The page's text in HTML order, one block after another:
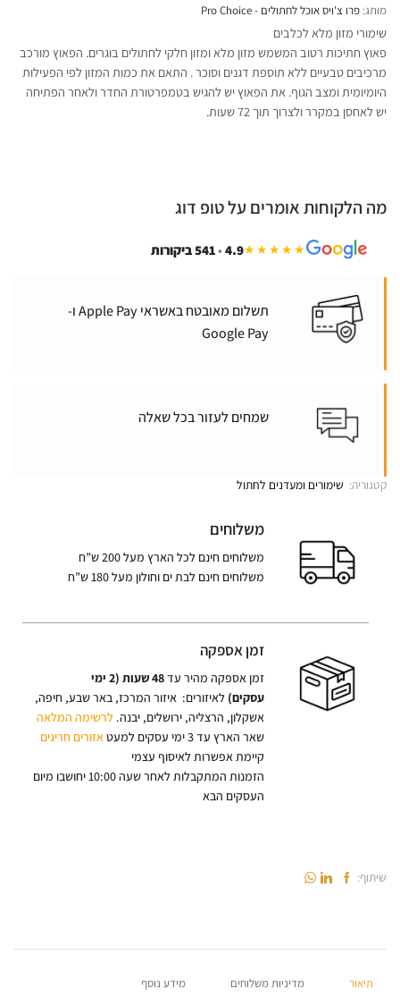
מותג: פרו צ'ויס אוכל לחתולים - Pro Choice
שימורי מזון מלא לכלבים
פאוץ חתיכות רטוב המשמש מזון מלא ומזון חלקי לחתולים בוגרים. הפאוץ מורכב
מרכיבים טבעיים ללא תוספת דגנים וסוכר . התאם את כמות המזון לפי הפעילות
היומיומית ומצב הגוף. את הפאוץ יש להגיש בטמפרטורת החדר ולאחר הפתיחה
יש לאחסן במקרר ולצרוך תוך 72 שעות.
מה הלקוחות אומרים על טופ דוג
★★★★★
4.9
•541 ביקורות
תשלום מאובטח באשראי Apple Pay ו-
Google Pay
שמחים לעזור בכל שאלה
קטגוריה: שימורים ומעדנים לחתול
משלוחים
משלוחים חינם לכל הארץ מעל 200 ש”ח
משלוחים חינם לבת ים וחולון מעל 180 ש”ח
זמן אספקה
זמן אספקה מהיר עד
48 שעות (2 ימי
עסקים)לאיזורים: איזור המרכז, באר שבע, חיפה,
אשקלון, הרצליה, ירושלים, יבנה.לרשימה המלאה
שאר הארץ עד 3 ימי עסקים למעט
אזורים חריגים
קיימת אפשרות לאיסוף עצמי
הזמנות המתקבלות לאחר שעה 10:00 יחושבו מיום
העסקים הבא
שיתוף:
תיאור מדיניות משלוחים מידע נוסף